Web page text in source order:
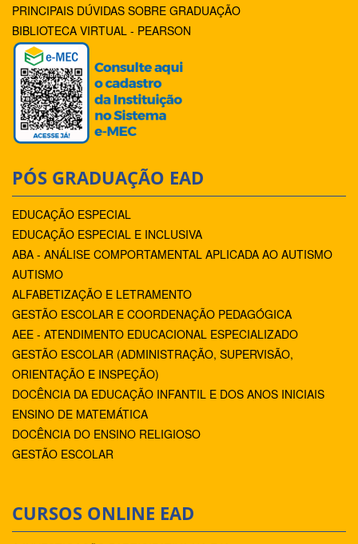
PRINCIPAIS DÚVIDAS SOBRE GRADUAÇÃO
BIBLIOTECA VIRTUAL - PEARSON
PÓS GRADUAÇÃO EAD
EDUCAÇÃO ESPECIAL
EDUCAÇÃO ESPECIAL E INCLUSIVA
ABA - ANÁLISE COMPORTAMENTAL APLICADA AO AUTISMO
AUTISMO
ALFABETIZAÇÃO E LETRAMENTO
GESTÃO ESCOLAR E COORDENAÇÃO PEDAGÓGICA
AEE - ATENDIMENTO EDUCACIONAL ESPECIALIZADO
GESTÃO ESCOLAR (ADMINISTRAÇÃO, SUPERVISÃO,
ORIENTAÇÃO E INSPEÇÃO)
DOCÊNCIA DA EDUCAÇÃO INFANTIL E DOS ANOS INICIAIS
ENSINO DE MATEMÁTICA
DOCÊNCIA DO ENSINO RELIGIOSO
GESTÃO ESCOLAR
CURSOS ONLINE EAD